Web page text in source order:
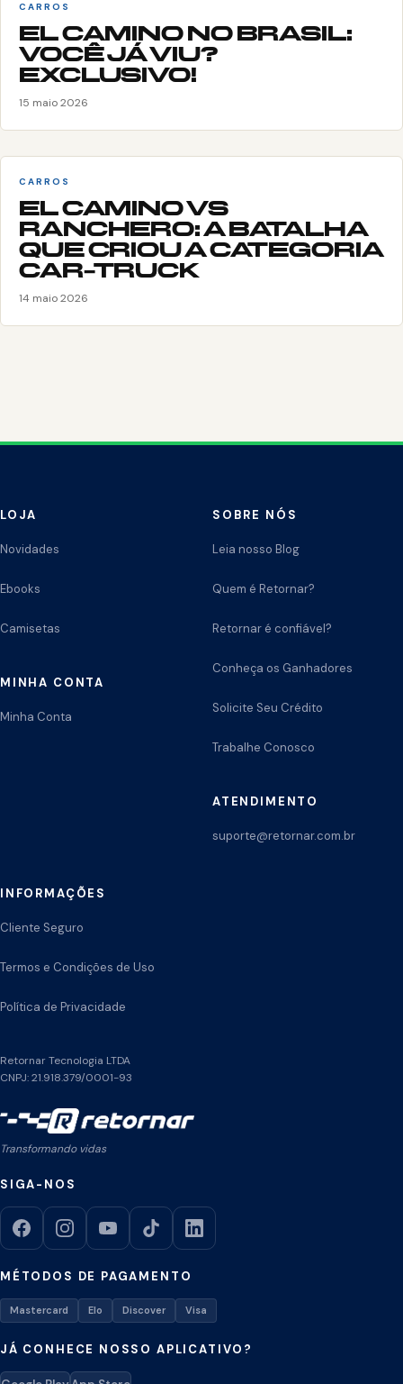
CARROS
EL CAMINO NO BRASIL:
VOCÊ JÁ VIU?
EXCLUSIVO!
15 maio 2026
CARROS
EL CAMINO VS
RANCHERO: A BATALHA
QUE CRIOU A CATEGORIA
CAR-TRUCK
14 maio 2026
LOJA
Novidades
Ebooks
Camisetas
MINHA CONTA
Minha Conta
SOBRE NÓS
Leia nosso Blog
Quem é Retornar?
Retornar é confiável?
Conheça os Ganhadores
Solicite Seu Crédito
Trabalhe Conosco
ATENDIMENTO
suporte@retornar.com.br
INFORMAÇÕES
Cliente Seguro
Termos e Condições de Uso
Política de Privacidade
Retornar Tecnologia LTDA
CNPJ: 21.918.379/0001-93
Transformando vidas
SIGA-NOS
MÉTODOS DE PAGAMENTO
Mastercard Elo Discover Visa
JÁ CONHECE NOSSO APLICATIVO?